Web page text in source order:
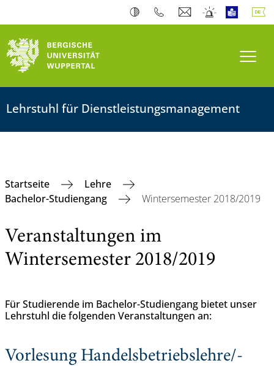
Lehrstuhl für Dienstleistungsmanagement
Startseite
Lehre
Bachelor-Studiengang
Wintersemester 2018/2019
Veranstaltungen im
Wintersemester 2018/2019
Für Studierende im Bachelor-Studiengang bietet unser
Lehrstuhl die folgenden Veranstaltungen an:
Vorlesung Handelsbetriebslehre/-